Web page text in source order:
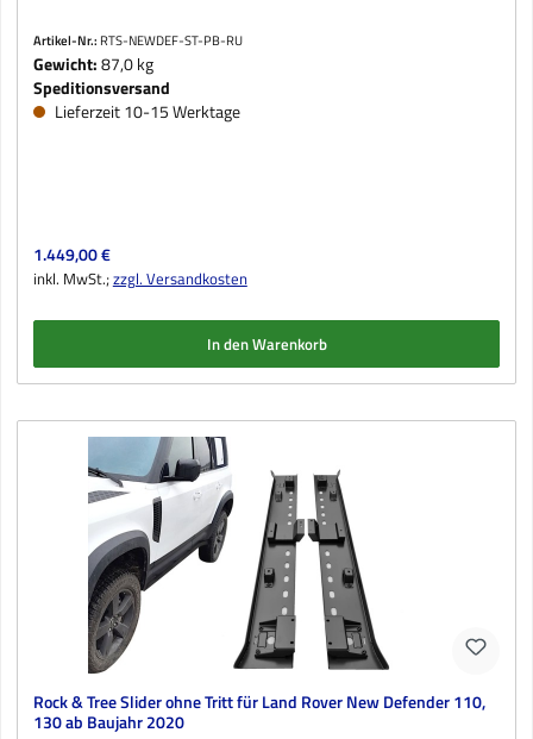
Artikel-Nr.: RTS-NEWDEF-ST-PB-RU
Gewicht:87,0 kg
Speditionsversand
Lieferzeit 10-15 Werktage
Regulärer Preis:
1.449,00 €
inkl. MwSt.;zzgl. Versandkosten
In den Warenkorb
Rock & Tree Slider ohne Tritt für Land Rover New Defender 110,
130 ab Baujahr 2020